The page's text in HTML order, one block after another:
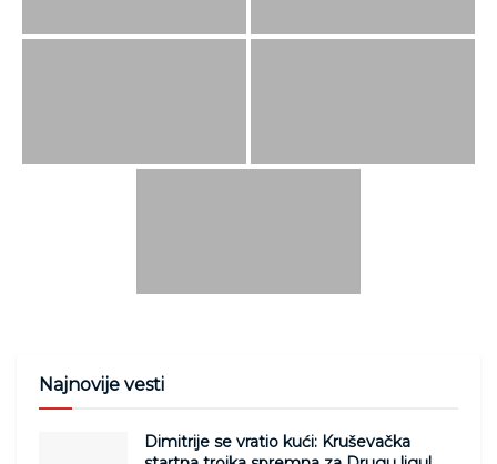
Najnovije vesti
Dimitrije se vratio kući: Kruševačka